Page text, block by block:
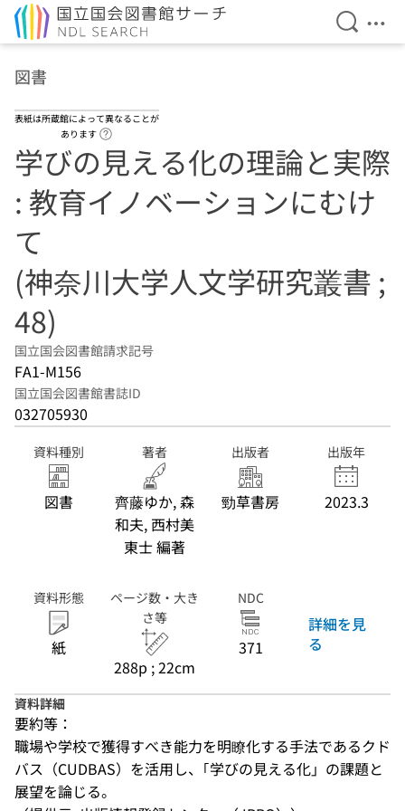
検索を
メ
図書
表紙は所蔵館によって異なることが
あります
学びの見える化の理論と実際
: 教育イノベーションにむけ
て
(神奈川大学人文学研究叢書 ;
48)
国立国会図書館請求記号
FA1-M156
国立国会図書館書誌ID
032705930
資料種別
図書
著者
齊藤ゆか, 森
和夫, 西村美
東士 編著
出版者
勁草書房
出版年
2023.3
資料形態
紙
ページ数・大き
さ等
288p ; 22cm
NDC
371
詳細を見
る
資料詳細
要約等：
職場や学校で獲得すべき能力を明瞭化する手法であるクド
バス（CUDBAS）を活用し、｢学びの見える化」の課題と
展望を論じる。